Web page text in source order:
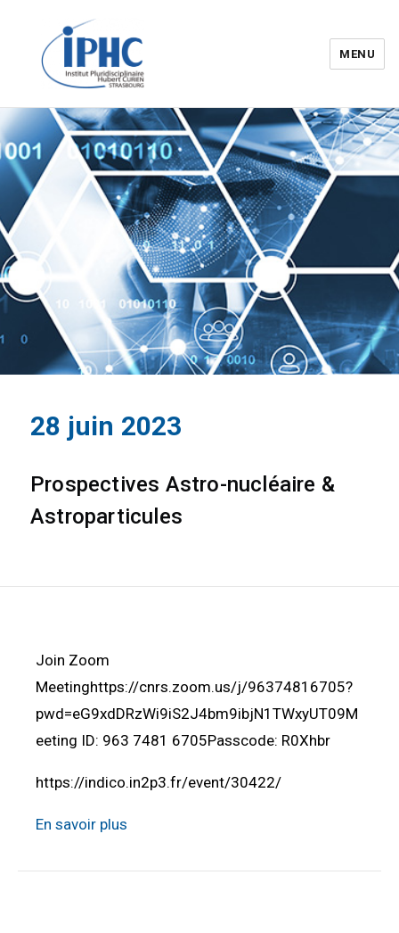
Institut pluridisciplinaire Hubert
Curien – IPHC
MENU
28 juin 2023
Prospectives Astro-nucléaire &
Astroparticules
Join Zoom
Meetinghttps://cnrs.zoom.us/j/96374816705?
pwd=eG9xdDRzWi9iS2J4bm9ibjN1TWxyUT09M
eeting ID: 963 7481 6705Passcode: R0Xhbr
https://indico.in2p3.fr/event/30422/
En savoir plus